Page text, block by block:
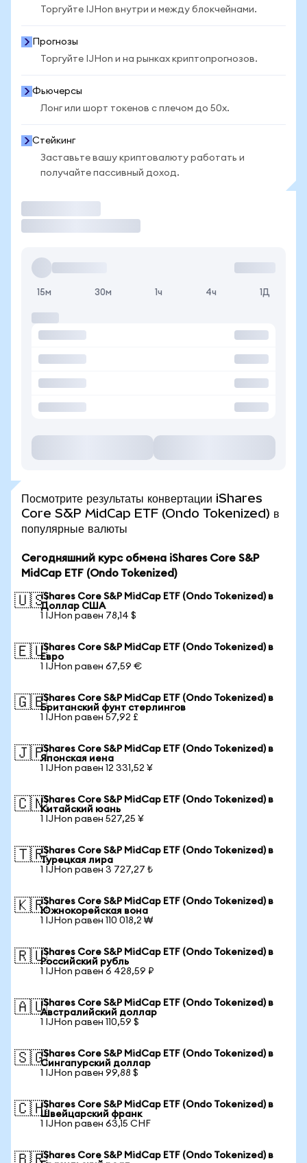
Торгуйте IJHon внутри и между блокчейнами.
Прогнозы
Торгуйте IJHon и на рынках криптопрогнозов.
Фьючерсы
Лонг или шорт токенов с плечом до 50x.
Стейкинг
Заставьте вашу криптовалюту работать и
получайте пассивный доход.
15м 30м 1ч 4ч 1Д
Посмотрите результаты конвертации iShares
Core S&P MidCap ETF (Ondo Tokenized) в
популярные валюты
Сегодняшний курс обмена iShares Core S&P
MidCap ETF (Ondo Tokenized)
🇺🇸iShares Core S&P MidCap ETF (Ondo Tokenized) в
Доллар США
1 IJHon равен 78,14 $
🇪🇺iShares Core S&P MidCap ETF (Ondo Tokenized) в
Евро
1 IJHon равен 67,59 €
🇬🇧iShares Core S&P MidCap ETF (Ondo Tokenized) в
Британский фунт стерлингов
1 IJHon равен 57,92 £
🇯🇵iShares Core S&P MidCap ETF (Ondo Tokenized) в
Японская иена
1 IJHon равен 12 331,52 ¥
🇨🇳iShares Core S&P MidCap ETF (Ondo Tokenized) в
Китайский юань
1 IJHon равен 527,25 ¥
🇹🇷iShares Core S&P MidCap ETF (Ondo Tokenized) в
Турецкая лира
1 IJHon равен 3 727,27 ₺
🇰🇷iShares Core S&P MidCap ETF (Ondo Tokenized) в
Южнокорейская вона
1 IJHon равен 110 018,2 ₩
🇷🇺iShares Core S&P MidCap ETF (Ondo Tokenized) в
Российский рубль
1 IJHon равен 6 428,59 ₽
🇦🇺iShares Core S&P MidCap ETF (Ondo Tokenized) в
Австралийский доллар
1 IJHon равен 110,59 $
🇸🇬iShares Core S&P MidCap ETF (Ondo Tokenized) в
Сингапурский доллар
1 IJHon равен 99,88 $
🇨🇭iShares Core S&P MidCap ETF (Ondo Tokenized) в
Швейцарский франк
1 IJHon равен 63,15 CHF
iShares Core S&P MidCap ETF (Ondo Tokenized) в